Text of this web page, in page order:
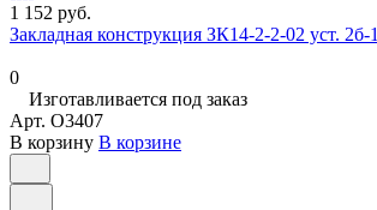
1 152 руб.
Закладная конструкция ЗК14-2-2-02 уст. 2б-1
0
Изготавливается под заказ
Арт. O3407
В корзину В корзине